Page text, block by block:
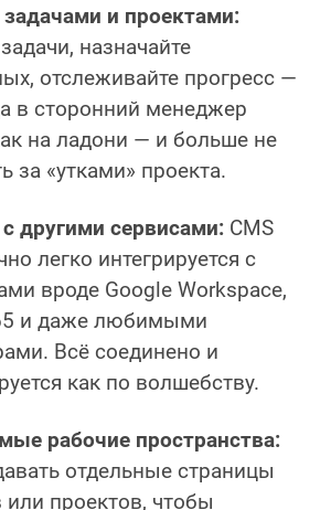
и проектами:
назначайте
отслеживайте прогресс —
в сторонний менеджер
на ладони — и больше не
за «утками» проекта.
другими сервисами: CMS
легко интегрируется с
вроде Google Workspace,
и даже любимыми
Всё соединено и
как по волшебству.
рабочие пространства:
отдельные страницы
или проектов, чтобы